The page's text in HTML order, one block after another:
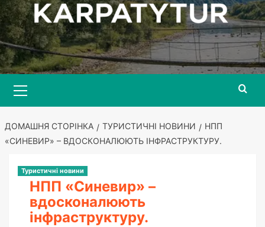
Menu
ДОМАШНЯ СТОРІНКА ТУРИСТИЧНІ НОВИНИ
НПП
«СИНЕВИР» – ВДОСКОНАЛЮЮТЬ ІНФРАСТРУКТУРУ.
Туристичні новини
НПП «Синевир» –
вдосконалюють
інфраструктуру.